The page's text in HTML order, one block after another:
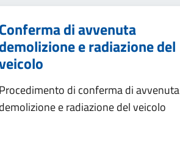
Conferma di avvenuta
demolizione e radiazione del
Procedimento di conferma di avvenuta
demolizione e radiazione del veicolo